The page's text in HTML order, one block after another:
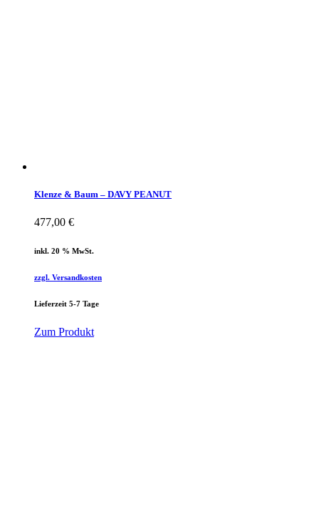
Klenze & Baum – DAVY PEANUT
477,00 €
inkl. 20 % MwSt.
zzgl. Versandkosten
Lieferzeit 5-7 Tage
Zum Produkt